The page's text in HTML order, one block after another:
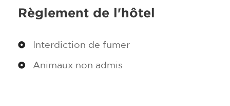
Règlement de l'hôtel
Interdiction de fumer
Animaux non admis